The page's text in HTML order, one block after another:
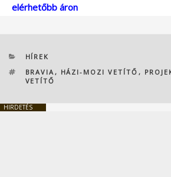
elérhetőbb áron
KATEGÓRIÁK
HÍREK
CÍMKÉK
BRAVIA , HÁZI-MOZI VETÍTŐ ,
VETÍTŐ
HIRDETÉS